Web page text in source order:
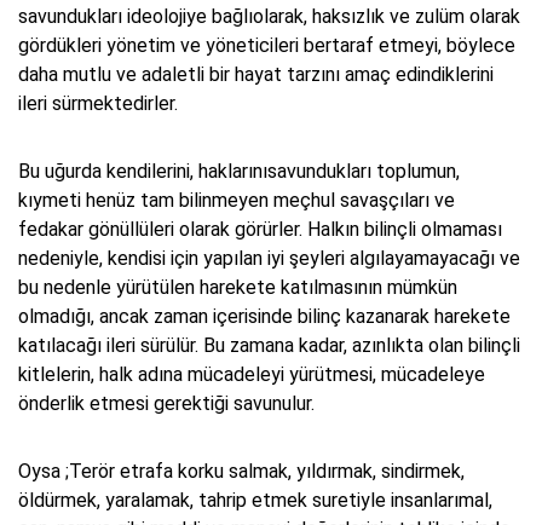
savundukları ideolojiye bağlıolarak, haksızlık ve zulüm olarak
gördükleri yönetim ve yöneticileri bertaraf etmeyi, böylece
daha mutlu ve adaletli bir hayat tarzını amaç edindiklerini
ileri sürmektedirler.
Bu uğurda kendilerini, haklarınısavundukları toplumun,
kıymeti henüz tam bilinmeyen meçhul savaşçıları ve
fedakar gönüllüleri olarak görürler. Halkın bilinçli olmaması
nedeniyle, kendisi için yapılan iyi şeyleri algılayamayacağı ve
bu nedenle yürütülen harekete katılmasının mümkün
olmadığı, ancak zaman içerisinde bilinç kazanarak harekete
katılacağı ileri sürülür. Bu zamana kadar, azınlıkta olan bilinçli
kitlelerin, halk adına mücadeleyi yürütmesi, mücadeleye
önderlik etmesi gerektiği savunulur.
Oysa ;Terör etrafa korku salmak, yıldırmak, sindirmek,
öldürmek, yaralamak, tahrip etmek suretiyle insanlarımal,